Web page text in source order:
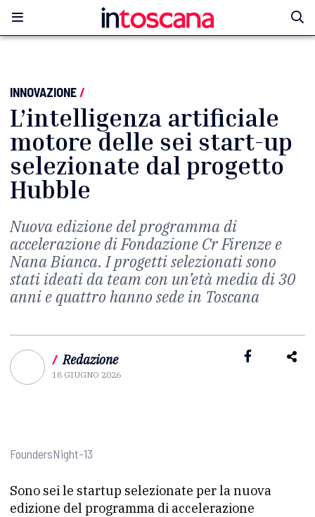
INNOVAZIONE/
L’intelligenza artificiale
motore delle sei start-up
selezionate dal progetto
Hubble
Nuova edizione del programma di
accelerazione di Fondazione Cr Firenze e
Nana Bianca. I progetti selezionati sono
stati ideati da team con un’età media di 30
anni e quattro hanno sede in Toscana
/ Redazione
18 GIUGNO 2026
FoundersNight-13
Sono sei le startup selezionate per la nuova
edizione del programma di accelerazione